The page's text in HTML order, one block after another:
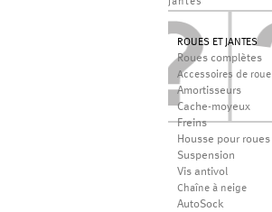
jantes
ROUES ET JANTES
Roues complètes
Accessoires de roue
Amortisseurs
Cache-moyeux
Freins
Housse pour roues
Suspension
Vis antivol
Chaîne à neige
AutoSock